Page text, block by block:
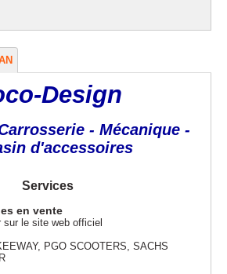
Design
- Mécanique -
d'accessoires
Services
en vente
le site web officiel
PGO SCOOTERS, SACHS